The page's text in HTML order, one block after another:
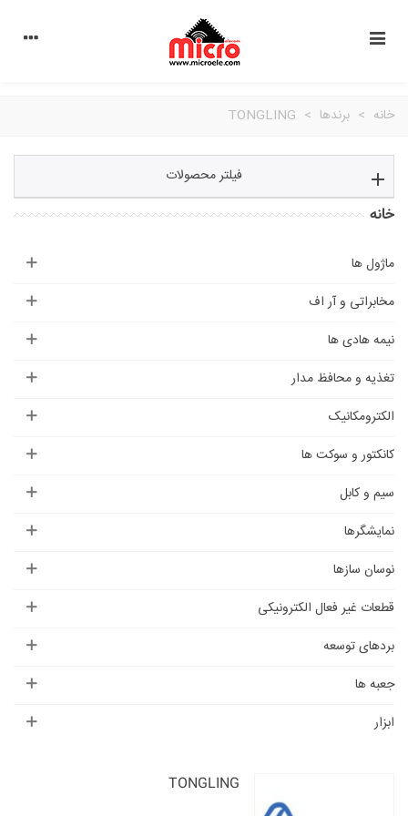
خانه > برندها >
TONGLING
فیلتر محصولات
خانه
ماژول ها
مخابراتی و آر اف
نیمه هادی ها
تغذیه و محافظ مدار
الکترومکانیک
کانکتور و سوکت ها
سیم و کابل
نمایشگرها
نوسان سازها
قطعات غیر فعال الکترونیکی
بردهای توسعه
جعبه ها
ابزار
TONGLING